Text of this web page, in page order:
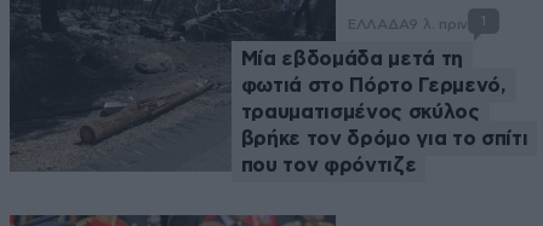
ΕΛΛΑΔΑ9 λ. πριν
Μία εβδομάδα μετά τη
φωτιά στο Πόρτο Γερμενό,
τραυματισμένος σκύλος
βρήκε τον δρόμο για το σπίτι
που τον φρόντιζε